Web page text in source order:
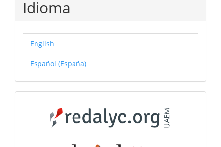
Idioma
English
Español (España)
Catálogos